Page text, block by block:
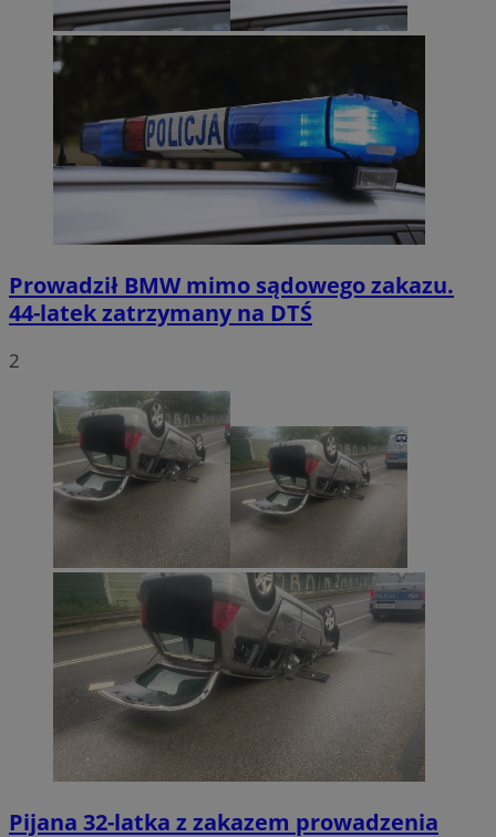
Prowadził BMW mimo sądowego zakazu.
44-latek zatrzymany na DTŚ
2
Pijana 32-latka z zakazem prowadzenia